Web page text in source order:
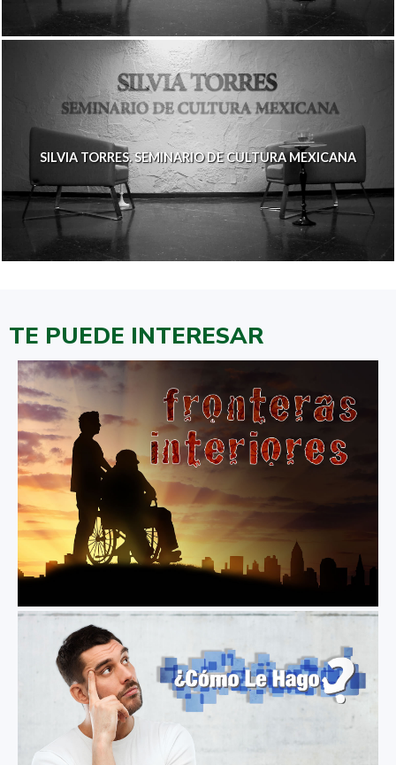
SILVIA TORRES. SEMINARIO DE CULTURA MEXICANA
TE PUEDE INTERESAR